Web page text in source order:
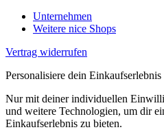
Unternehmen
Weitere nice Shops
Vertrag widerrufen
Personalisiere dein Einkaufserlebnis
Nur mit deiner individuellen
und weitere Technologien, um dir
Einkaufserlebnis zu bieten.